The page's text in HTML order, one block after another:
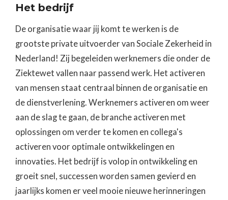
Het bedrijf
De organisatie waar jij komt te werken is de
grootste private uitvoerder van Sociale Zekerheid in
Nederland! Zij begeleiden werknemers die onder de
Ziektewet vallen naar passend werk. Het activeren
van mensen staat centraal binnen de organisatie en
de dienstverlening. Werknemers activeren om weer
aan de slag te gaan, de branche activeren met
oplossingen om verder te komen en collega's
activeren voor optimale ontwikkelingen en
innovaties. Het bedrijf is volop in ontwikkeling en
groeit snel, successen worden samen gevierd en
jaarlijks komen er veel mooie nieuwe herinneringen